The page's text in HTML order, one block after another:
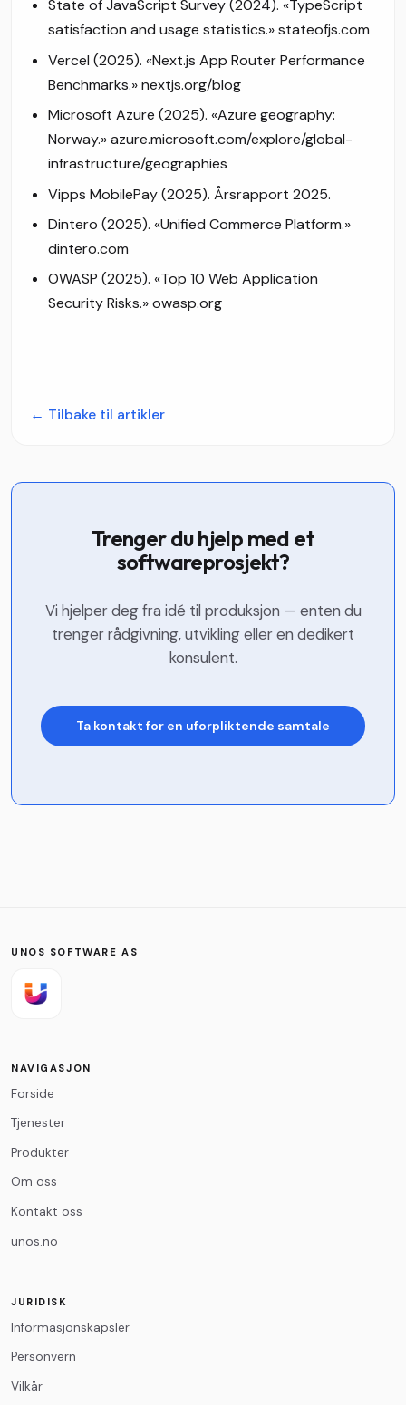
State of JavaScript Survey (2024). «TypeScript
satisfaction and usage statistics.» stateofjs.com
Vercel (2025). «Next.js App Router Performance
Benchmarks.» nextjs.org/blog
Microsoft Azure (2025). «Azure geography:
Norway.» azure.microsoft.com/explore/global-
infrastructure/geographies
Vipps MobilePay (2025). Årsrapport 2025.
Dintero (2025). «Unified Commerce Platform.»
dintero.com
OWASP (2025). «Top 10 Web Application
Security Risks.» owasp.org
← Tilbake til artikler
Trenger du hjelp med et
softwareprosjekt?
Vi hjelper deg fra idé til produksjon — enten du
trenger rådgivning, utvikling eller en dedikert
konsulent.
Ta kontakt for en uforpliktende samtale
UNOS SOFTWARE AS
NAVIGASJON
Forside
Tjenester
Produkter
Om oss
Kontakt oss
unos.no
JURIDISK
Informasjonskapsler
Personvern
Vilkår